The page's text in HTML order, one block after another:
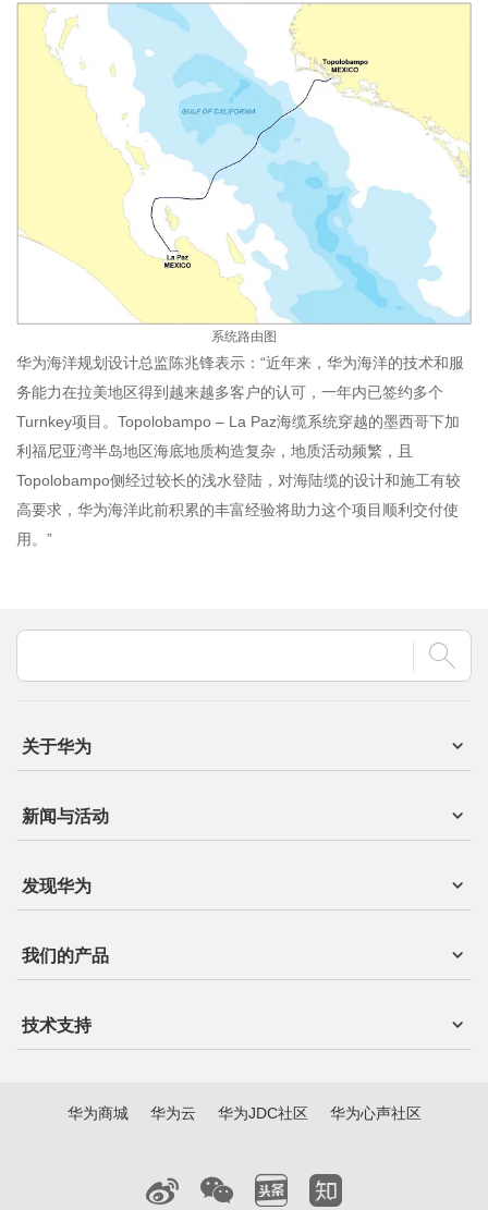
系统路由图
华为海洋规划设计总监陈兆锋表示：“近年来，华为海洋的技术和服
务能力在拉美地区得到越来越多客户的认可，一年内已签约多个
Turnkey项目。Topolobampo – La Paz海缆系统穿越的墨西哥下加
利福尼亚湾半岛地区海底地质构造复杂，地质活动频繁，且
Topolobampo侧经过较长的浅水登陆，对海陆缆的设计和施工有较
高要求，华为海洋此前积累的丰富经验将助力这个项目顺利交付使
用。”
关于华为
新闻与活动
发现华为
我们的产品
技术支持
华为商城 华为云 华为JDC社区 华为心声社区